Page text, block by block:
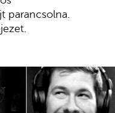
parancsolna.